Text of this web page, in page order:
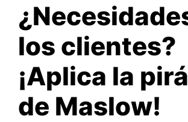
los clientes?
¡Aplica la
de Maslow!